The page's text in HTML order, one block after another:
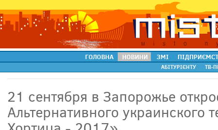
ГОЛОВНА НОВИНИ ЗМІ
АБІТУРІЄНТУ ТВ-
21 сентября в Запорожье
Альтернативного украинского